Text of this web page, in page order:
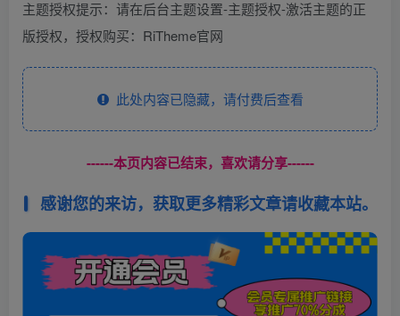
主题授权提示：请在后台主题设置-主题授权-激活主题的正
版授权，授权购买：RiTheme官网
此处内容已隐藏，请付费后查看
------本页内容已结束，喜欢请分享------
感谢您的来访，获取更多精彩文章请收藏本站。